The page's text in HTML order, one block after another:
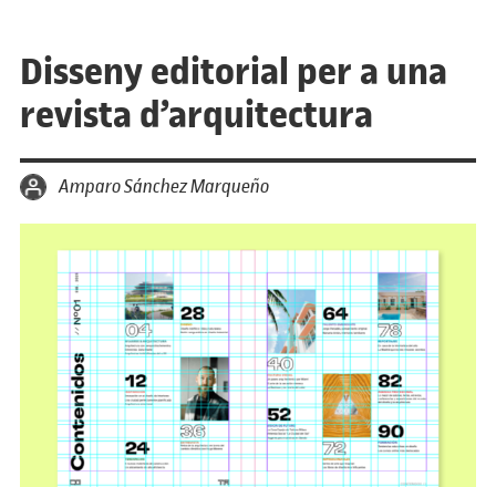
Disseny editorial per a una
revista d’arquitectura
per Amparo Sánchez Marqueño